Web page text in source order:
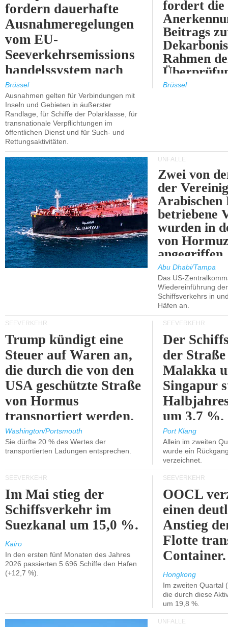
fordern dauerhafte
Ausnahmeregelungen
vom EU-
Seeverkehrsemissions
handelssystem nach
2030.
Brüssel
Ausnahmen gelten für Verbindungen mit
Inseln und Gebieten in äußerster
Randlage, für Schiffe der Polarklasse, für
transnationale Verpflichtungen im
öffentlichen Dienst und für Such- und
Rettungsaktivitäten.
fordert die
Beitrags
Rahmen
ETS.
Brüssel
UNFÄLLE
Zwei von
der
Arabischen
betriebene
wurden in
von
angegriffen.
Abu Dhabi/Tampa
Das US-
Wiedereinführung
Schiffsverkehrs in
Häfen an.
SEEVERKEHR
Trump kündigt eine
Steuer auf Waren an,
die durch die von den
USA geschützte Straße
von Hormus
transportiert werden.
Washington/Portsmouth
Sie dürfte 20 % des Wertes der
transportierten Ladungen entsprechen.
SEEVERKEHR
Der
der
Malakka
Singapur
um 3,7 %.
Port Klang
Allein im zweiten
wurde ein
verzeichnet.
SEEVERKEHR
Im Mai stieg der
Schiffsverkehr im
Suezkanal um 15,0 %.
Kairo
In den ersten fünf Monaten des Jahres
2026 passierten 5.696 Schiffe den Hafen
(+12,7 %).
SEEVERKEHR
OOCL
einen
Anstieg
Flotte
Container.
Hongkong
Im zweiten Quartal
die durch diese
um 19,8 %.
UNFÄLLE